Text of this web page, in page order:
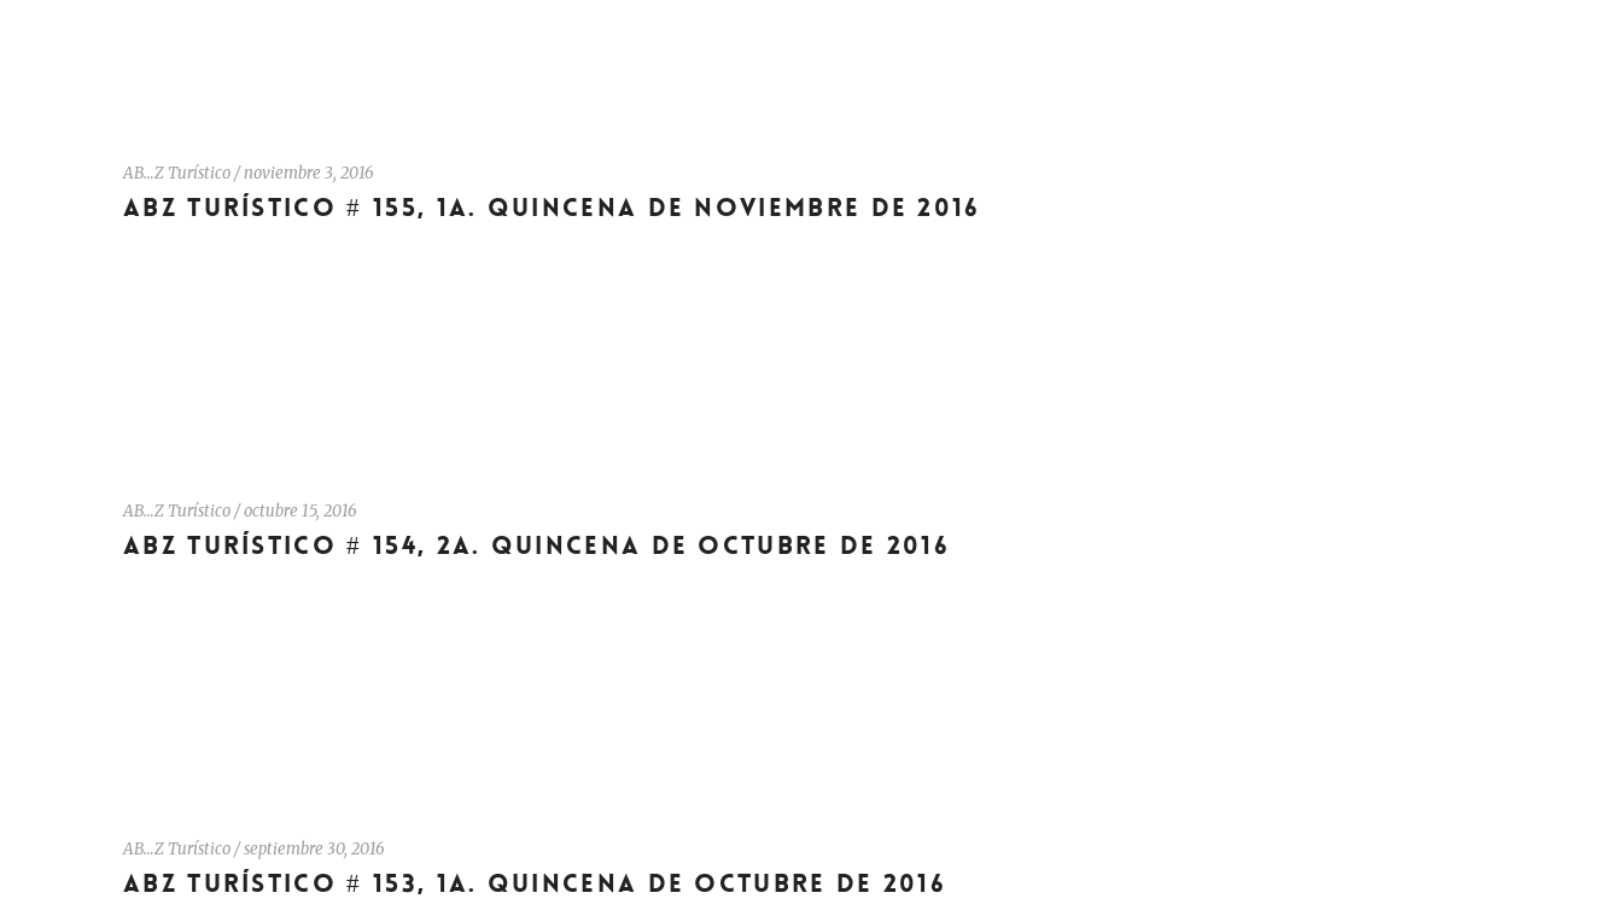
AB…Z Turístico/noviembre 3, 2016
ABZ TURÍSTICO # 155, 1A. QUINCENA DE NOVIEMBRE DE 2016
AB…Z Turístico/octubre 15, 2016
ABZ TURÍSTICO # 154, 2A. QUINCENA DE OCTUBRE DE 2016
AB…Z Turístico/septiembre 30, 2016
ABZ TURÍSTICO # 153, 1A. QUINCENA DE OCTUBRE DE 2016